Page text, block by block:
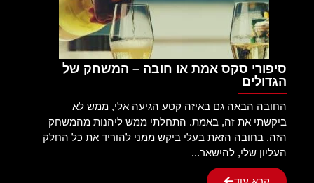
סיפורי סקס אמת או חובה – המשחק של
הגדולים
החובה הבאה גם באיזה קטע הגיעה אלי, ממש לא
ביקשתי את זה, באמת. התחלתי ממש ליהנות מהמשחק
הזה. בחובה הזאת בעלי ביקש ממני להוריד את כל החלק
העליון שלי, להישאר...